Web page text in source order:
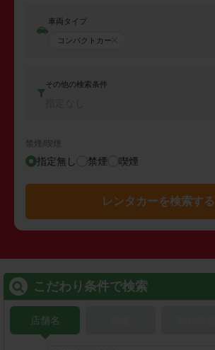
車両タイプ
コンパクトカー
その他の検索条件
禁煙/喫煙
指定無し 禁煙 喫煙
レンタカーを検索する
こだわり条件で検索
店舗名